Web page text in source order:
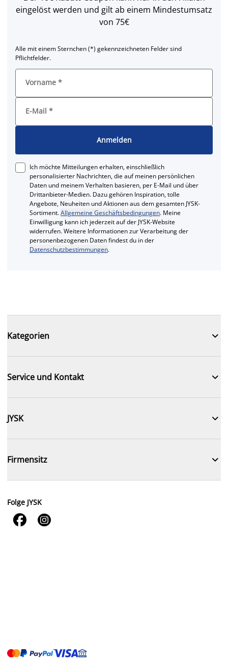
eingelöst werden und gilt ab einem Mindestumsatz
von 75€
Alle mit einem Sternchen (*) gekennzeichneten Felder sind
Pflichtfelder.
Vorname *
E-Mail *
Anmelden
Ich möchte Mitteilungen erhalten, einschließlich
personalisierter Nachrichten, die auf meinen persönlichen
Daten und meinem Verhalten basieren, per E-Mail und über
Drittanbieter-Medien. Dazu gehören Inspiration, tolle
Angebote, Neuheiten und Aktionen aus dem gesamten JYSK-
Sortiment.Allgemeine Geschäftsbedingungen. Meine
Einwilligung kann ich jederzeit auf der JYSK-Website
widerrufen. Weitere Informationen zur Verarbeitung der
personenbezogenen Daten findest du in der
Datenschutzbestimmungen.
Kategorien 
Service und Kontakt 
JYSK 
Firmensitz 
Folge JYSK
 